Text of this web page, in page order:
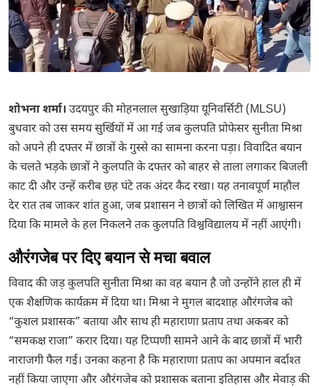
शोभना शर्मा। उदयपुर की मोहनलाल सुखाड़िया यूनिवर्सिटी (MLSU)
बुधवार को उस समय सुर्खियों में आ गई जब कुलपति प्रोफेसर सुनीता मिश्रा
को अपने ही दफ्तर में छात्रों के गुस्से का सामना करना पड़ा। विवादित बयान
के चलते भड़के छात्रों ने कुलपति के दफ्तर को बाहर से ताला लगाकर बिजली
काट दी और उन्हें करीब छह घंटे तक अंदर कैद रखा। यह तनावपूर्ण माहौल
देर रात तब जाकर शांत हुआ, जब प्रशासन ने छात्रों को लिखित में आश्वासन
दिया कि मामले के हल निकलने तक कुलपति विश्वविद्यालय में नहीं आएंगी।
औरंगजेब पर दिए बयान से मचा बवाल
विवाद की जड़ कुलपति सुनीता मिश्रा का वह बयान है जो उन्होंने हाल ही में
एक शैक्षणिक कार्यक्रम में दिया था। मिश्रा ने मुगल बादशाह औरंगजेब को
“कुशल प्रशासक” बताया और साथ ही महाराणा प्रताप तथा अकबर को
“समकक्ष राजा” करार दिया। यह टिप्पणी सामने आने के बाद छात्रों में भारी
नाराजगी फैल गई। उनका कहना है कि महाराणा प्रताप का अपमान बर्दाश्त
नहीं किया जाएगा और औरंगजेब को प्रशासक बताना इतिहास और मेवाड़ की